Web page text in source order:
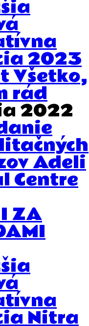
2023
Všetko,
rád
2022
Adeli
Centre
ZA
Nitra